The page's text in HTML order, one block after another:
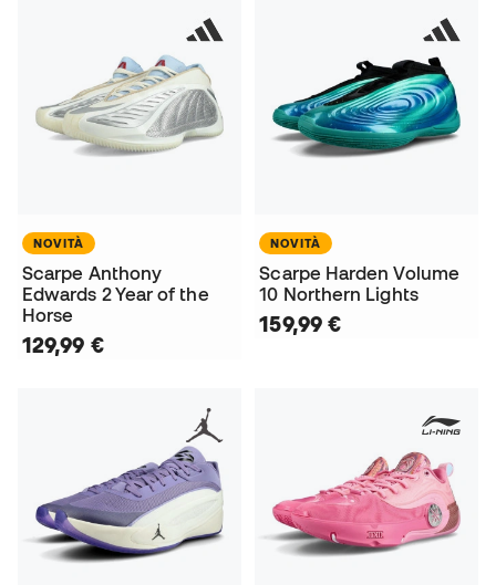
NOVITÀ
Scarpe Anthony
Edwards 2 Year of the
Horse
129,99 €
NOVITÀ
Scarpe Harden Volume
10 Northern Lights
159,99 €